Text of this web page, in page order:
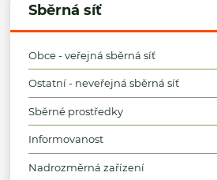
Sběrná síť
Obce - veřejná sběrná síť
Ostatní - neveřejná sběrná síť
Sběrné prostředky
Informovanost
Nadrozměrná zařízení